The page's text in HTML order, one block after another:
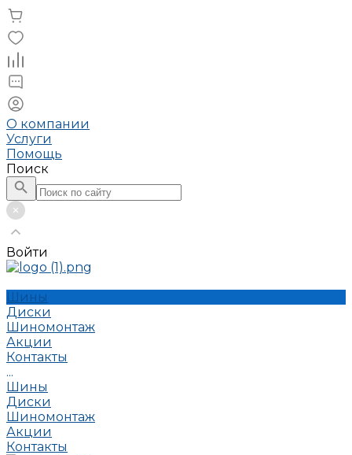
О компании
Услуги
Помощь
Поиск
Войти
Шины
Диски
Шиномонтаж
Акции
Контакты
...
Шины
Диски
Шиномонтаж
Акции
Контакты